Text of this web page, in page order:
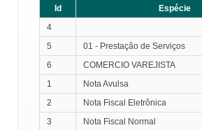
Id
Espécie
4
5
01 - Prestação de Serviços
6
COMERCIO VAREJISTA
1
Nota Avulsa
2
Nota Fiscal Eletrônica
3
Nota Fiscal Normal